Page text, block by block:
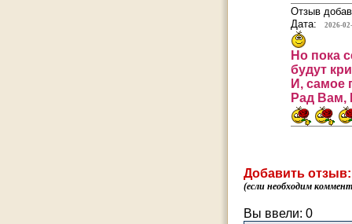
Отзыв
Дата:
2026-
Но пока
будут
И, самое
Рад Вам,
Добавить отзыв:
(если необходим
Вы ввели: 0